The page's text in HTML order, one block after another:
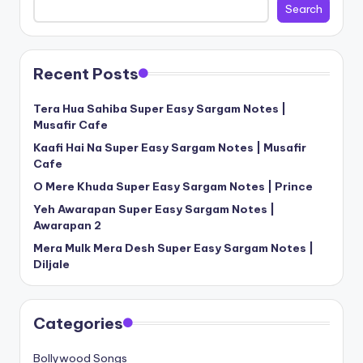
Search
Recent Posts
Tera Hua Sahiba Super Easy Sargam Notes |
Musafir Cafe
Kaafi Hai Na Super Easy Sargam Notes | Musafir
Cafe
O Mere Khuda Super Easy Sargam Notes | Prince
Yeh Awarapan Super Easy Sargam Notes |
Awarapan 2
Mera Mulk Mera Desh Super Easy Sargam Notes |
Diljale
Categories
Bollywood Songs